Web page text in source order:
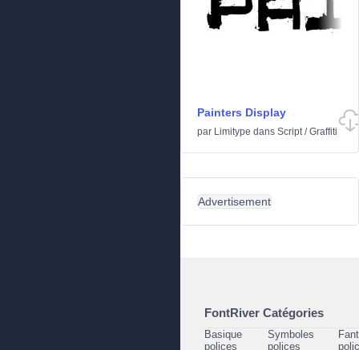
Painters Display
par Limitype dans Script/Graffiti
Advertisement
FontRiver Catégories
Basique
polices
Symboles
polices